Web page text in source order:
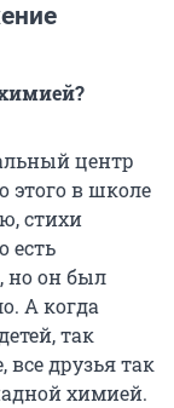
центр
этого в школе
стихи
есть
но он был
А когда
так
все друзья так
химией.